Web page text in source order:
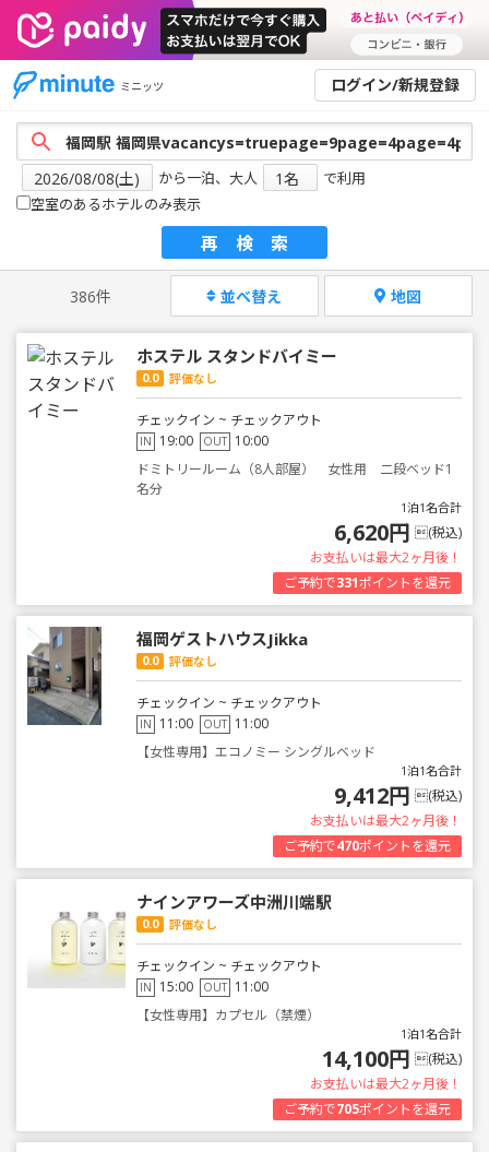
ミニッツ ログイン/新規登録
から一泊、大人
で利用
空室のあるホテルのみ表示
再検索
386件 並べ替え 地図
ホステル スタンドバイミー
0.0 評価なし
チェックイン ~ チェックアウト
IN 19:00 OUT 10:00
ドミトリールーム（8人部屋） 女性用 二段ベッド1
名分
1泊1名合計
6,620円 (税込)
お支払いは最大2ヶ月後！
ご予約で331ポイントを還元
福岡ゲストハウスJikka
0.0 評価なし
チェックイン ~ チェックアウト
IN 11:00 OUT 11:00
【女性専用】エコノミー シングルベッド
1泊1名合計
9,412円 (税込)
お支払いは最大2ヶ月後！
ご予約で470ポイントを還元
ナインアワーズ中洲川端駅
0.0 評価なし
チェックイン ~ チェックアウト
IN 15:00 OUT 11:00
【女性専用】カプセル（禁煙）
1泊1名合計
14,100円 (税込)
お支払いは最大2ヶ月後！
ご予約で705ポイントを還元